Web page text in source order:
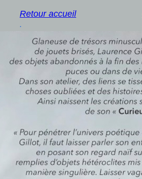
Retour accueil
.